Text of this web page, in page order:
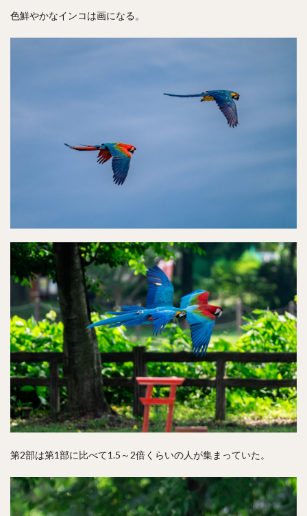
色鮮やかなインコは画になる。
第2部は第1部に比べて1.5～2倍くらいの人が集まっていた。